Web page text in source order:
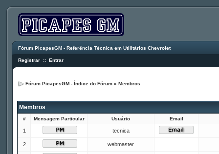
Fórum PicapesGM - Referência Técnica em Utilitários Chevrolet
Registrar :: Entrar
Fórum PicapesGM - Índice do Fórum » Membros
Membros
# Mensagem Particular Usuário Email
1 tecnica
2 webmaster